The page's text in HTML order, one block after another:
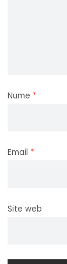
Nume *
Email *
Site web